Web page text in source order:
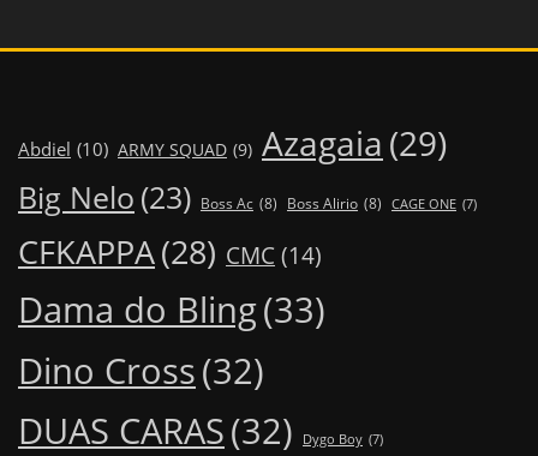
Abdiel (10) ARMY SQUAD (9) Azagaia (29)
Big Nelo (23) Boss Ac (8) Boss Alirio (8) CAGE ONE (7)
CFKAPPA(28) CMC (14)
Dama do Bling(33)
Dino Cross(32)
DUAS CARAS(32) Dygo Boy (7)